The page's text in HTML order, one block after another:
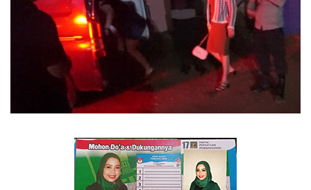
TO.CHANEL